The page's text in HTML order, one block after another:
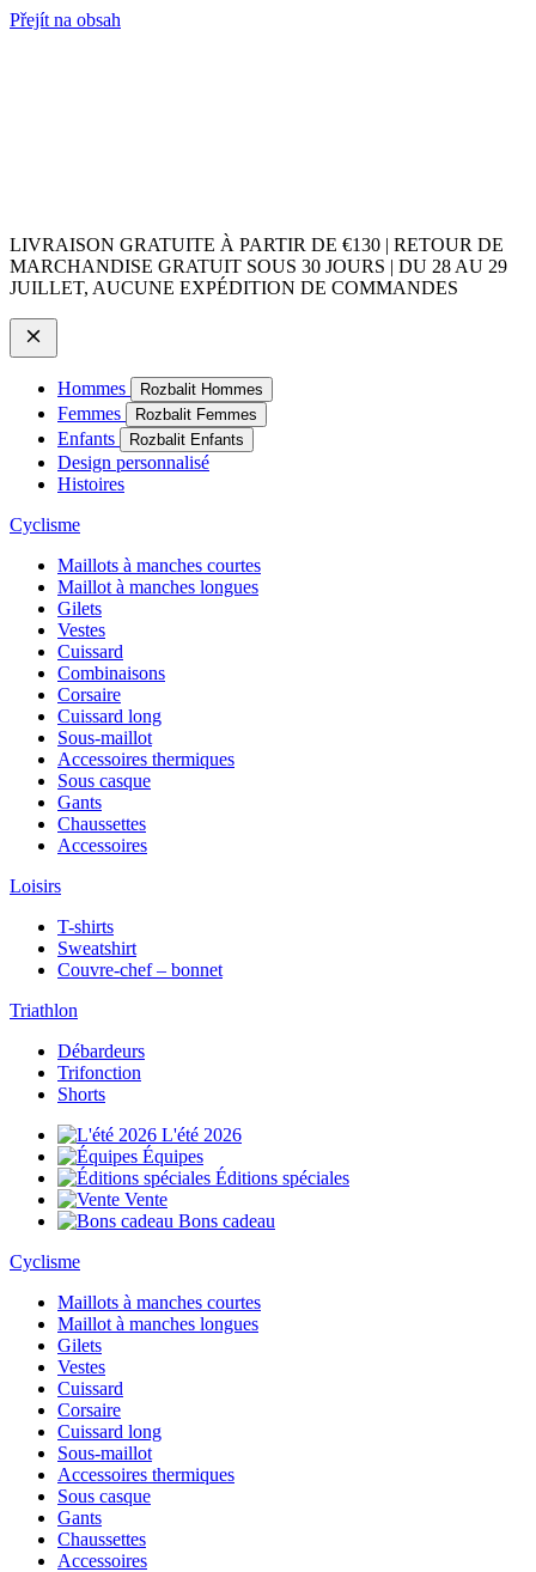
Přejít na obsah
LIVRAISON GRATUITE À PARTIR DE €130 | RETOUR DE
MARCHANDISE GRATUIT SOUS 30 JOURS | DU 28 AU 29
JUILLET, AUCUNE EXPÉDITION DE COMMANDES
Hommes Rozbalit Hommes
Femmes Rozbalit Femmes
Enfants Rozbalit Enfants
Design personnalisé
Histoires
Cyclisme
Maillots à manches courtes
Maillot à manches longues
Gilets
Vestes
Cuissard
Combinaisons
Corsaire
Cuissard long
Sous-maillot
Accessoires thermiques
Sous casque
Gants
Chaussettes
Accessoires
Loisirs
T-shirts
Sweatshirt
Couvre-chef – bonnet
Triathlon
Débardeurs
Trifonction
Shorts
L'été 2026
Équipes
Éditions spéciales
Vente
Bons cadeau
Cyclisme
Maillots à manches courtes
Maillot à manches longues
Gilets
Vestes
Cuissard
Corsaire
Cuissard long
Sous-maillot
Accessoires thermiques
Sous casque
Gants
Chaussettes
Accessoires